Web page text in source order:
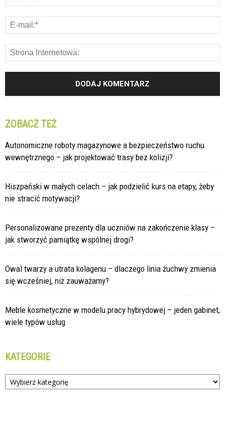
ZOBACZ TEŻ
Autonomiczne roboty magazynowe a bezpieczeństwo ruchu
wewnętrznego – jak projektować trasy bez kolizji?
Hiszpański w małych celach – jak podzielić kurs na etapy, żeby
nie stracić motywacji?
Personalizowane prezenty dla uczniów na zakończenie klasy –
jak stworzyć pamiątkę wspólnej drogi?
Owal twarzy a utrata kolagenu – dlaczego linia żuchwy zmienia
się wcześniej, niż zauważamy?
Meble kosmetyczne w modelu pracy hybrydowej – jeden gabinet,
wiele typów usług
KATEGORIE
Kategorie